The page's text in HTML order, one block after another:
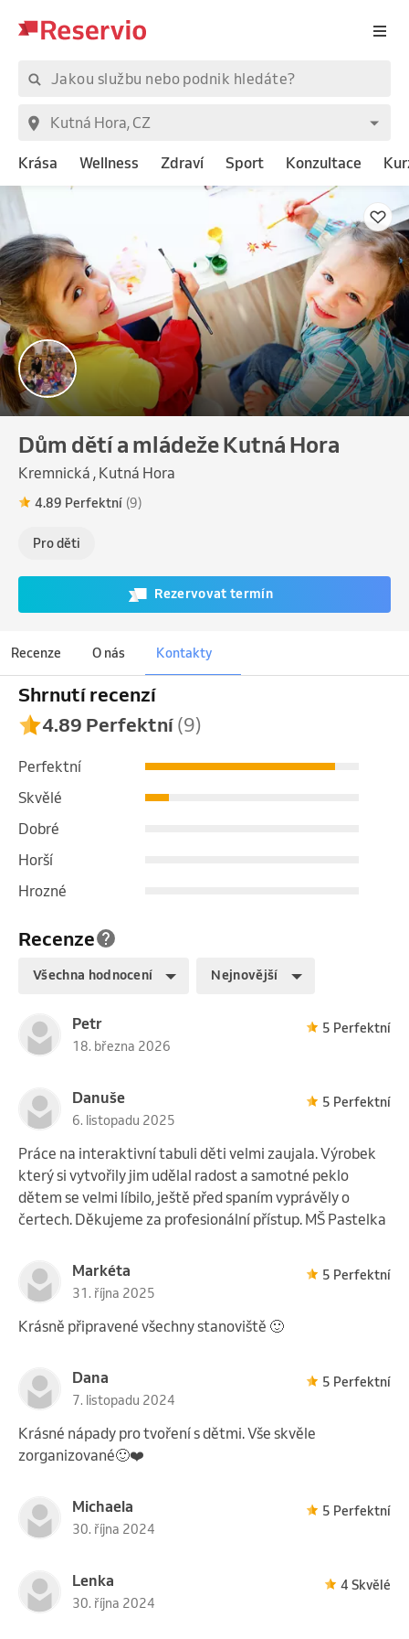
Krása Wellness Zdraví Sport Konzultace
Dům dětí a mládeže Kutná Hora
Kremnická , Kutná Hora
4.89 Perfektní (9)
Pro děti
Rezervovat termín
Recenze O nás Kontakty
Recenze
Všechna hodnocení Nejnovější
Petr
18. března 2026
5 Perfektní
Danuše
6. listopadu 2025
5 Perfektní
Práce na interaktivní tabuli děti velmi zaujala. Výrobek
který si vytvořily jim udělal radost a samotné peklo
dětem se velmi líbilo, ještě před spaním vyprávěly o
čertech. Děkujeme za profesionální přístup. MŠ Pastelka
Markéta
31. října 2025
5 Perfektní
Krásně připravené všechny stanoviště 🙂
Dana
7. listopadu 2024
5 Perfektní
Krásné nápady pro tvoření s dětmi. Vše skvěle
zorganizované🙂❤️
Michaela
30. října 2024
5 Perfektní
Lenka
30. října 2024
4 Skvělé
Shrnutí recenzí
4.89 Perfektní(9)
Perfektní
Skvělé
Dobré
Horší
Hrozné